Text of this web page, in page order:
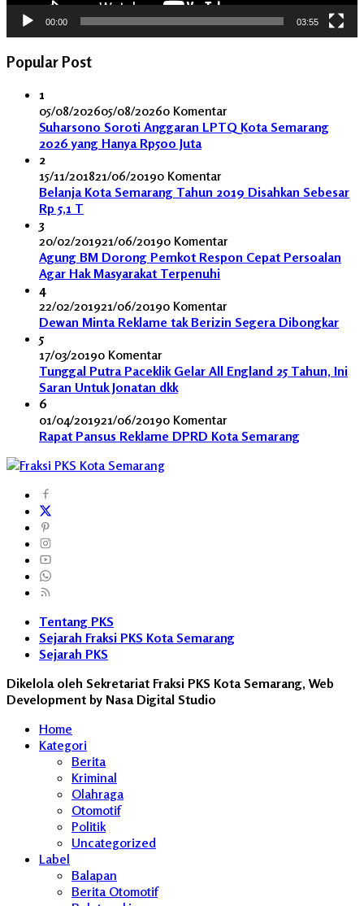
00:00 03:55
Popular Post
1
05/08/202605/08/20260 Komentar
Suharsono Soroti Anggaran LPTQ Kota Semarang
2026 yang Hanya Rp500 Juta
2
15/11/201821/06/20190 Komentar
Belanja Kota Semarang Tahun 2019 Disahkan Sebesar
Rp 5,1 T
3
20/02/201921/06/20190 Komentar
Agung BM Dorong Pemkot Respon Cepat Persoalan
Agar Hak Masyarakat Terpenuhi
4
22/02/201921/06/20190 Komentar
Dewan Minta Reklame tak Berizin Segera Dibongkar
5
17/03/20190 Komentar
Tunggal Putra Paceklik Gelar All England 25 Tahun, Ini
Saran Untuk Jonatan dkk
6
01/04/201921/06/20190 Komentar
Rapat Pansus Reklame DPRD Kota Semarang
Tentang PKS
Sejarah Fraksi PKS Kota Semarang
Sejarah PKS
Dikelola oleh Sekretariat Fraksi PKS Kota Semarang, Web
Development by Nasa Digital Studio
Home
Kategori
Berita
Kriminal
Olahraga
Otomotif
Politik
Uncategorized
Label
Balapan
Berita Otomotif